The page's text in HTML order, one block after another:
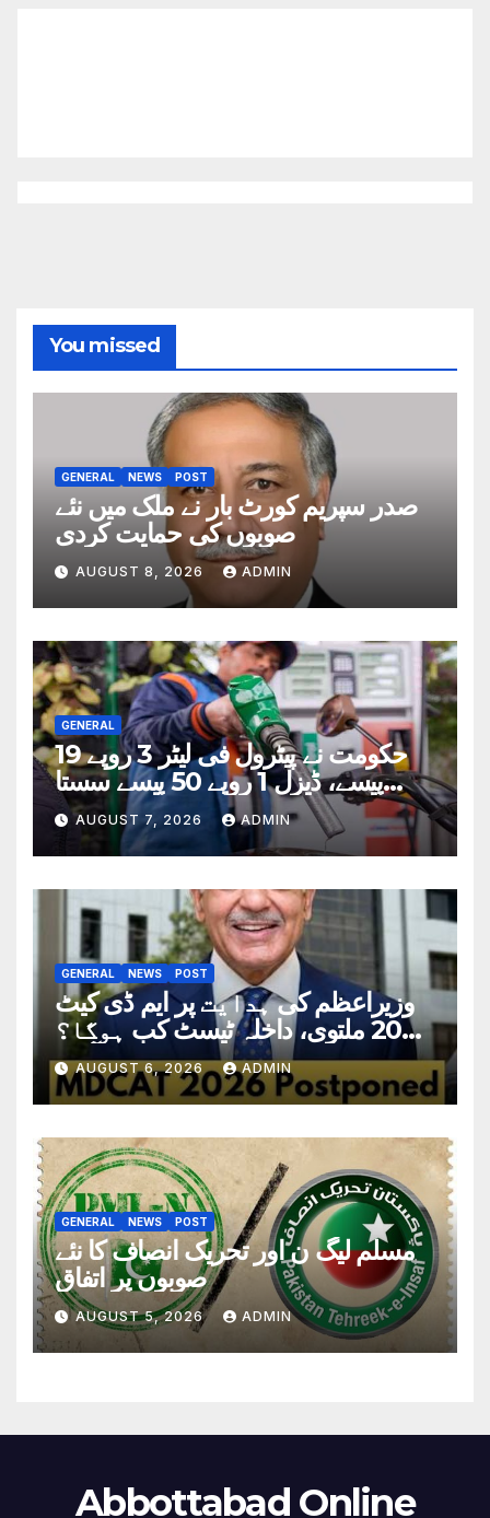
You missed
GENERAL NEWS POST
صدر سپریم کورٹ بار نے ملک میں نئے
صوبوں کی حمایت کردی
AUGUST 8, 2026 ADMIN
GENERAL
حکومت نے پیٹرول فی لیٹر 3 روپے 19
پیسے، ڈیزل 1 روپے 50 پیسے سستا
کردیا
AUGUST 7, 2026 ADMIN
GENERAL NEWS POST
وزیراعظم کی ہدایت پر ایم ڈی کیٹ
2026 ملتوی، داخلہ ٹیسٹ کب ہوگا؟
تاریخ سامنے آگئی
AUGUST 6, 2026 ADMIN
GENERAL NEWS POST
مسلم لیگ ن اور تحریک انصاف کا نئے
صوبوں پر اتفاق
AUGUST 5, 2026 ADMIN
Abbottabad Online